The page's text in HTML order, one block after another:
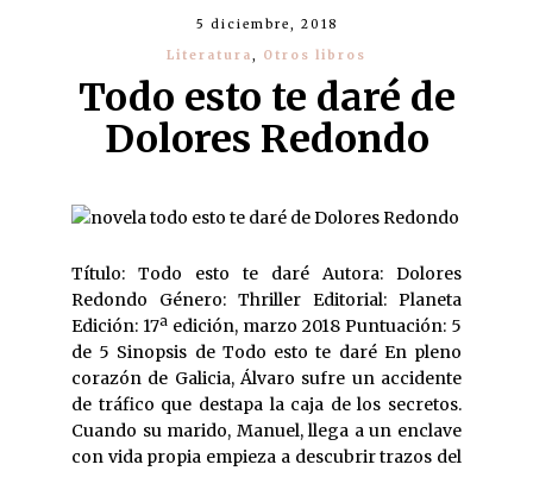
5 diciembre, 2018
Literatura, Otros libros
Todo esto te daré de
Dolores Redondo
Título: Todo esto te daré Autora: Dolores
Redondo Género: Thriller Editorial: Planeta
Edición: 17ª edición, marzo 2018 Puntuación: 5
de 5 Sinopsis de Todo esto te daré En pleno
corazón de Galicia, Álvaro sufre un accidente
de tráfico que destapa la caja de los secretos.
Cuando su marido, Manuel, llega a un enclave
con vida propia empieza a descubrir trazos del